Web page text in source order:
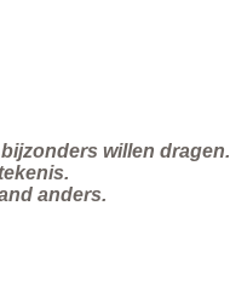
willen dragen.
anders.